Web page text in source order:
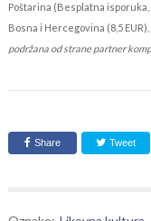
Poštarina (Besplatna
Bosna i Hercegovina (8,5
podržana od strane partner
Share Tweet